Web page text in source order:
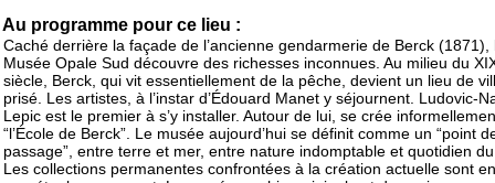
Au programme pour ce lieu :
Caché derrière la façade de l’ancienne gendarmerie de Berck (1871),
Musée Opale Sud découvre des richesses inconnues. Au milieu du
siècle, Berck, qui vit essentiellement de la pêche, devient un lieu de
prisé. Les artistes, à l’instar d’Édouard Manet y séjournent. Ludovic-
Lepic est le premier à s’y installer. Autour de lui, se crée
“l’École de Berck”. Le musée aujourd’hui se définit comme un “point
passage”, entre terre et mer, entre nature indomptable et quotidien
Les collections permanentes confrontées à la création actuelle sont en